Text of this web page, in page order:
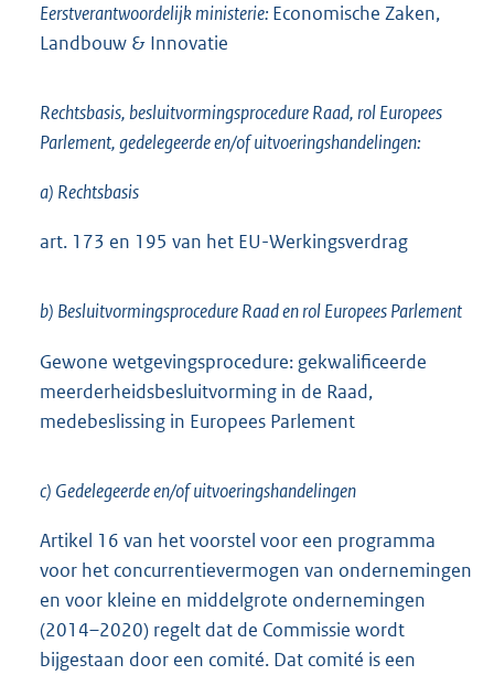
Eerstverantwoordelijk ministerie: Economische Zaken,
Landbouw & Innovatie
Rechtsbasis, besluitvormingsprocedure Raad, rol Europees
Parlement, gedelegeerde en/of uitvoeringshandelingen:
a) Rechtsbasis
art. 173 en 195 van het EU-Werkingsverdrag
b) Besluitvormingsprocedure Raad en rol Europees Parlement
Gewone wetgevingsprocedure: gekwalificeerde
meerderheidsbesluitvorming in de Raad,
medebeslissing in Europees Parlement
c) Gedelegeerde en/of uitvoeringshandelingen
Artikel 16 van het voorstel voor een programma
voor het concurrentievermogen van ondernemingen
en voor kleine en middelgrote ondernemingen
(2014–2020) regelt dat de Commissie wordt
bijgestaan door een comité. Dat comité is een